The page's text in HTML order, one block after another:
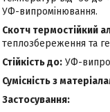
УФ-випромінювання.
Скотч термостійкий
теплозбереження та
Стійкість до: УФ-
Сумісність з
Застосування: